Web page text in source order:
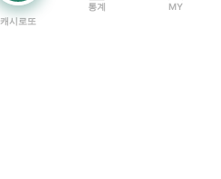
캐시로또
통계 MY